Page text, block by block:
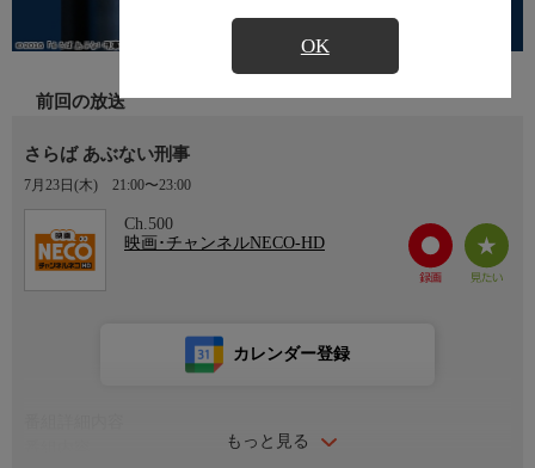
OK
前回の放送
さらば あぶない刑事
7月23日(木) 21:00〜23:00
Ch.500
映画･チャンネルNECO-HD
もっと見る
カレンダー登録